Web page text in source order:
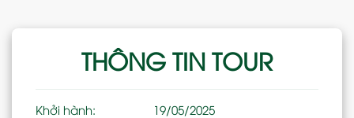
THÔNG TIN TOUR
Khởi hành:
19/05/2025